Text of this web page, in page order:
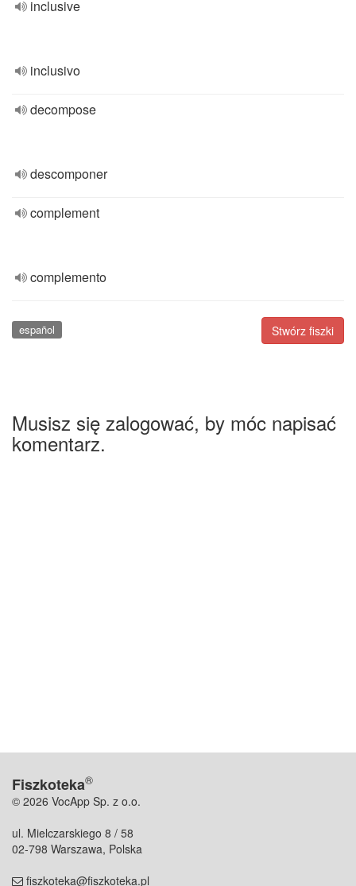
inclusive
inclusivo
decompose
descomponer
complement
complemento
Stwórz fiszki
español
Musisz się zalogować, by móc napisać
komentarz.
Fiszkoteka®
© 2026 VocApp Sp. z o.o.
ul. Mielczarskiego 8 / 58
02-798 Warszawa, Polska
fiszkoteka@fiszkoteka.pl